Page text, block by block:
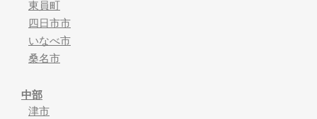
東員町
四日市市
いなべ市
桑名市
中部
津市